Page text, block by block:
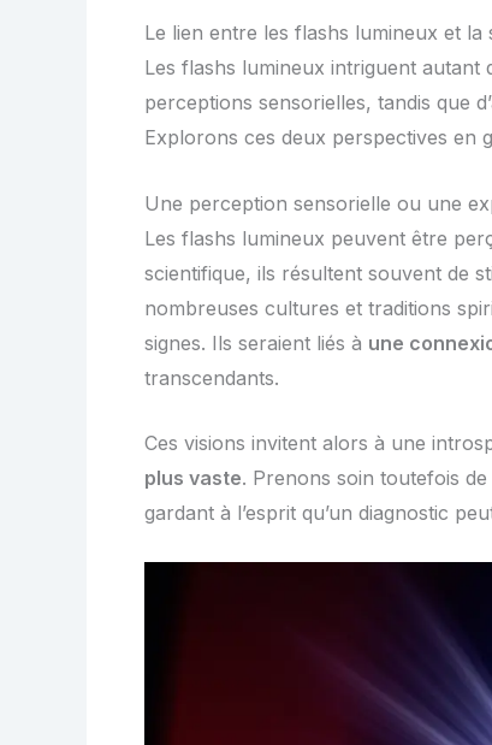
Le lien entre les flashs lumineux et la
Les flashs lumineux intriguent autant
perceptions sensorielles, tandis que
Explorons ces deux perspectives en
Une perception sensorielle ou une
Les flashs lumineux peuvent être
scientifique, ils résultent souvent de
nombreuses cultures et traditions
signes. Ils seraient liés à une
transcendants.
Ces visions invitent alors à une
plus vaste. Prenons soin toutefois
gardant à l’esprit qu’un diagnostic